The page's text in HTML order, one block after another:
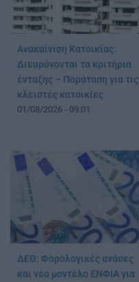
Ανακαίνιση Κατοικίας:
Διευρύνονται τα κριτήρια
ένταξης – Παράταση για τις
κλειστές κατοικίες
01/08/2026 - 09:01
ΔΕΘ: Φορολογικές ανάσες
και νέο μοντέλο ΕΝΦΙΑ για